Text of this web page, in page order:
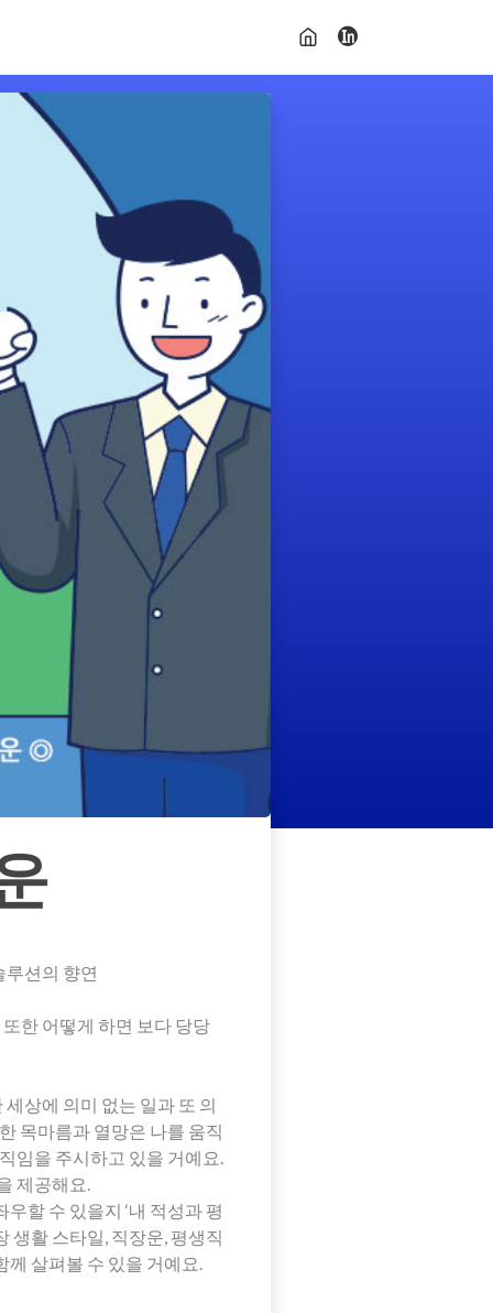
루션의 향연
한 어떻게 하면 보다 당당
상에 의미 없는 일과 또 의
목마름과 열망은 나를 움직
임을 주시하고 있을 거예요.
제공해요.
할 수 있을지 ‘내 적성과 평
생활 스타일, 직장운, 평생직
살펴볼 수 있을 거예요.